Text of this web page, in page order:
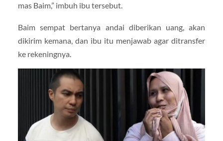
mas Baim,” imbuh ibu tersebut.
Baim sempat bertanya andai diberikan uang, akan
dikirim kemana, dan ibu itu menjawab agar ditransfer
ke rekeningnya.